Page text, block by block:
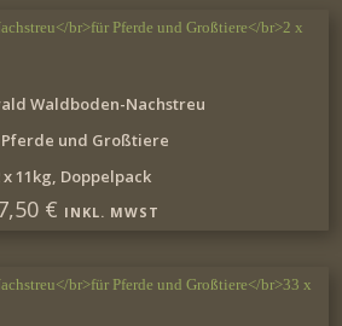
WARENKORB
Waldboden-Nachstreu
und Großtiere
x 11kg, Doppelpack
€ INKL. MWST